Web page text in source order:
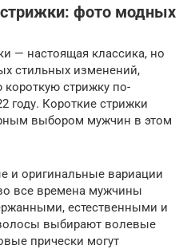
фото модных
— настоящая классика, но
стильных изменений,
стрижку по-
году. Короткие стрижки
выбором мужчин в этом
и оригинальные вариации
все времена мужчины
естественными и
выбирают волевые
прически могут